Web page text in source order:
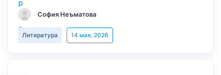
София Неъматова
Литература 14 мая, 2026